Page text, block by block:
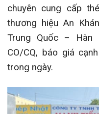
chuyên cung cấp
thương hiệu An
Trung Quốc – Hàn
CO/CQ, báo giá
trong ngày.